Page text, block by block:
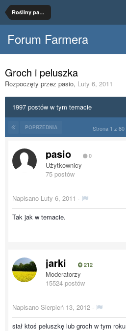
Rośliny paszowe
Forum Farmera
Groch i peluszka
Rozpoczęty przez pasio, Luty 6, 2011
1997 postów w tym temacie
POPRZEDNIA Strona 1 z 80
pasio 0
Użytkownicy
75 postów
Napisano Luty 6, 2011 ·
Tak jak w temacie.
jarki 212
Moderatorzy
15524 postów
Napisano Sierpień 13, 2012 ·
siał ktoś peluszkę lub groch w tym roku